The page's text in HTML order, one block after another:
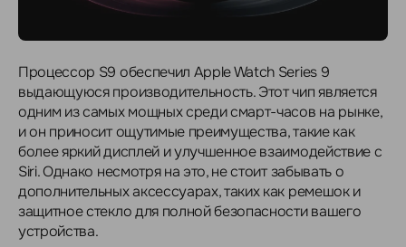
Процессор S9 обеспечил Apple Watch Series 9
выдающуюся производительность. Этот чип является
одним из самых мощных среди смарт-часов на рынке,
и он приносит ощутимые преимущества, такие как
более яркий дисплей и улучшенное взаимодействие с
Siri. Однако несмотря на это, не стоит забывать о
дополнительных аксессуарах, таких как ремешок и
защитное стекло для полной безопасности вашего
устройства.